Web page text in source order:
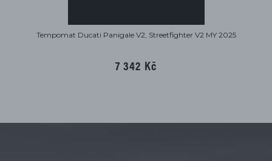
Tempomat Ducati Panigale V2, Streetfighter V2 MY 2025
7 342 Kč